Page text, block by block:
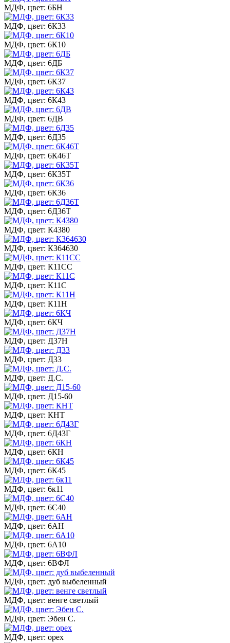
МДФ, цвет: 6БН
МДФ, цвет: 6К33
МДФ, цвет: 6К10
МДФ, цвет: 6ДБ
МДФ, цвет: 6К37
МДФ, цвет: 6К43
МДФ, цвет: 6ДВ
МДФ, цвет: 6Д35
МДФ, цвет: 6К46Т
МДФ, цвет: 6К35Т
МДФ, цвет: 6К36
МДФ, цвет: 6Д36Т
МДФ, цвет: К4380
МДФ, цвет: К364630
МДФ, цвет: К11СС
МДФ, цвет: К11С
МДФ, цвет: К11Н
МДФ, цвет: 6КЧ
МДФ, цвет: Д37Н
МДФ, цвет: Д33
МДФ, цвет: Д.С.
МДФ, цвет: Д15-60
МДФ, цвет: КНТ
МДФ, цвет: 6Д43Г
МДФ, цвет: 6КН
МДФ, цвет: 6К45
МДФ, цвет: 6к11
МДФ, цвет: 6С40
МДФ, цвет: 6АН
МДФ, цвет: 6А10
МДФ, цвет: 6ВФЛ
МДФ, цвет: дуб выбеленный
МДФ, цвет: венге светлый
МДФ, цвет: Эбен С.
МДФ, цвет: орех